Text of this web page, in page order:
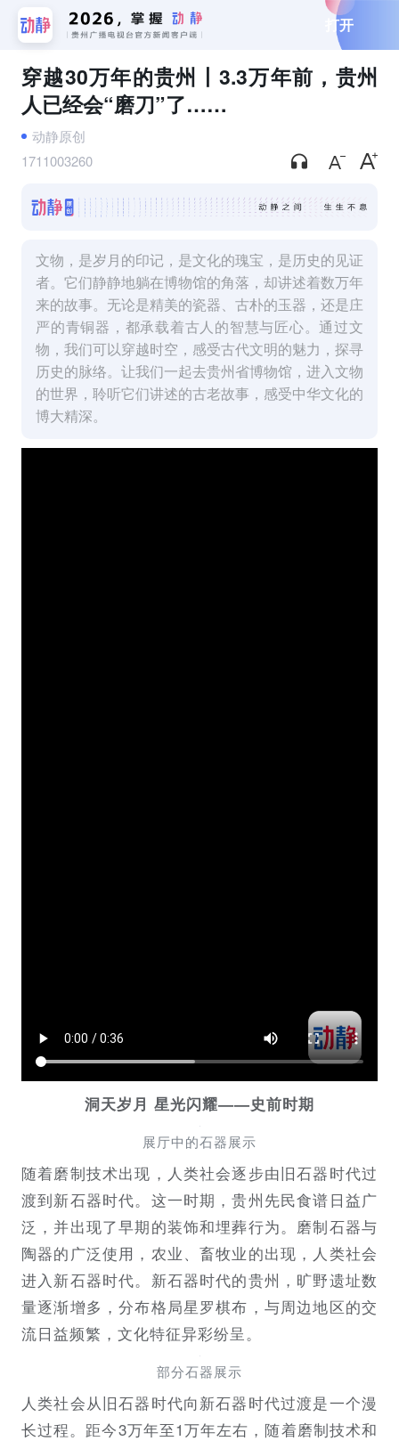
打开
穿越30万年的贵州丨3.3万年前，贵州
人已经会“磨刀”了……
动静原创
1711003260
文物，是岁月的印记，是文化的瑰宝，是历史的见证
者。它们静静地躺在博物馆的角落，却讲述着数万年
来的故事。无论是精美的瓷器、古朴的玉器，还是庄
严的青铜器，都承载着古人的智慧与匠心。通过文
物，我们可以穿越时空，感受古代文明的魅力，探寻
历史的脉络。让我们一起去贵州省博物馆，进入文物
的世界，聆听它们讲述的古老故事，感受中华文化的
博大精深。
洞天岁月 星光闪耀——史前时期
展厅中的石器展示
随着磨制技术出现，人类社会逐步由旧石器时代过
渡到新石器时代。这一时期，贵州先民食谱日益广
泛，并出现了早期的装饰和埋葬行为。磨制石器与
陶器的广泛使用，农业、畜牧业的出现，人类社会
进入新石器时代。新石器时代的贵州，旷野遗址数
量逐渐增多，分布格局星罗棋布，与周边地区的交
流日益频繁，文化特征异彩纷呈。
部分石器展示
人类社会从旧石器时代向新石器时代过渡是一个漫
长过程。距今3万年至1万年左右，随着磨制技术和